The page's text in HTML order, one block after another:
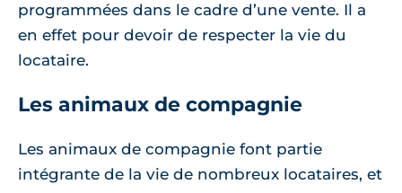
programmées dans le cadre d’une vente. Il a
en effet pour devoir de respecter la vie du
locataire.
Les animaux de compagnie
Les animaux de compagnie font partie
intégrante de la vie de nombreux locataires, et